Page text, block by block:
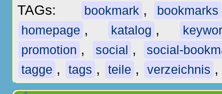
TAGs: bookmark ,
bookmarks
homepage , katalog ,
promotion , social ,
social-
tagge , tags , teile , verzeichnis ,